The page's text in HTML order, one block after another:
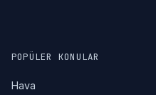
POPÜLER KONULAR
Hava